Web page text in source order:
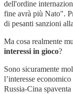
dell'ordine
fine avrà più Nato".
di pesanti sanzioni
Ma cosa realmente
interessi in gioco?
Sono sicuramente
l’interesse
Russia-Cina